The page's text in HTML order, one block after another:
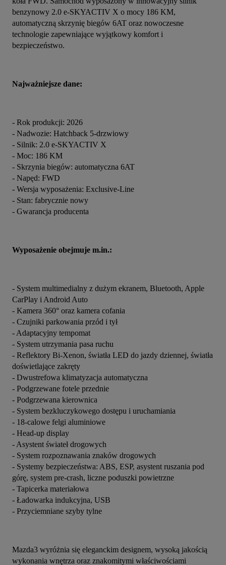
benzynowy 2.0 e-SKYACTIV X o mocy 186 KM,
automatyczną skrzynię biegów 6AT oraz nowoczesne
technologie zapewniające wyjątkowy komfort i
bezpieczeństwo.
Najważniejsze dane:
- Rok produkcji: 2026
- Nadwozie: Hatchback 5-drzwiowy
- Silnik: 2.0 e-SKYACTIV X
- Moc: 186 KM
- Skrzynia biegów: automatyczna 6AT
- Napęd: FWD
- Wersja wyposażenia: Exclusive-Line
- Stan: fabrycznie nowy
- Gwarancja producenta
Wyposażenie obejmuje m.in.:
- System multimedialny z dużym ekranem, Bluetooth, Apple
CarPlay i Android Auto
- Kamera 360° oraz kamera cofania
- Czujniki parkowania przód i tył
- Adaptacyjny tempomat
- System utrzymania pasa ruchu
- Reflektory Bi-Xenon, światła LED do jazdy dziennej, światła
doświetlające zakręty
- Dwustrefowa klimatyzacja automatyczna
- Podgrzewane fotele przednie
- Podgrzewana kierownica
- System bezkluczykowego dostępu i uruchamiania
- 18-calowe felgi aluminiowe
- Head-up display
- Asystent świateł drogowych
- System rozpoznawania znaków drogowych
- Systemy bezpieczeństwa: ABS, ESP, asystent ruszania pod
górę, system pre-crash, liczne poduszki powietrzne
- Tapicerka materiałowa
- Ładowarka indukcyjna, USB
- Przyciemniane szyby tylne
Mazda3 wyróżnia się eleganckim designem, wysoką jakością
wykonania wnętrza oraz znakomitymi właściwościami